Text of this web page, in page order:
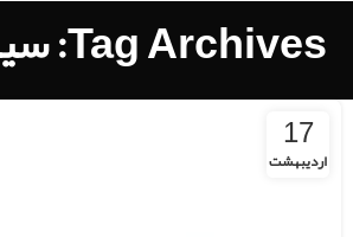
Tag Archives: سینک میلان
17
اردیبهشت